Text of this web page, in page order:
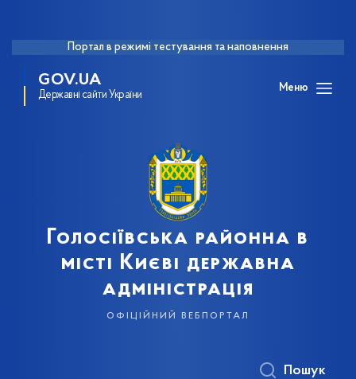
Портал в режимі тестування та наповнення
GOV.UA
Державні сайти України
Меню
Голосіївська районна в
місті Києві державна
адміністрація
офіційний вебпортал
Пошук